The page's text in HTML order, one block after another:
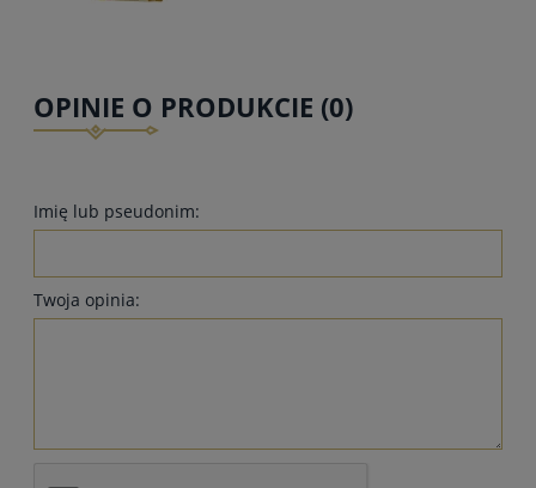
OPINIE O PRODUKCIE (0)
Imię lub pseudonim:
Twoja opinia: